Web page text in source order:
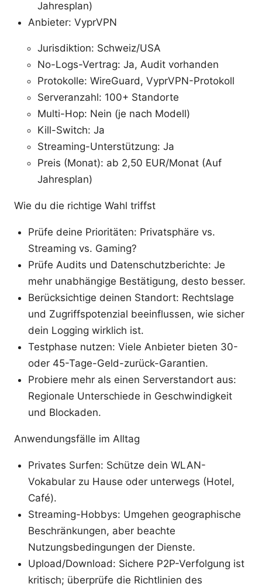
Jahresplan)
Anbieter: VyprVPN
Jurisdiktion: Schweiz/USA
No-Logs-Vertrag: Ja, Audit vorhanden
Protokolle: WireGuard, VyprVPN-Protokoll
Serveranzahl: 100+ Standorte
Multi-Hop: Nein (je nach Modell)
Kill-Switch: Ja
Streaming-Unterstützung: Ja
Preis (Monat): ab 2,50 EUR/Monat (Auf
Jahresplan)
Wie du die richtige Wahl triffst
Prüfe deine Prioritäten: Privatsphäre vs.
Streaming vs. Gaming?
Prüfe Audits und Datenschutzberichte: Je
mehr unabhängige Bestätigung, desto besser.
Berücksichtige deinen Standort: Rechtslage
und Zugriffspotenzial beeinflussen, wie sicher
dein Logging wirklich ist.
Testphase nutzen: Viele Anbieter bieten 30-
oder 45-Tage-Geld-zurück-Garantien.
Probiere mehr als einen Serverstandort aus:
Regionale Unterschiede in Geschwindigkeit
und Blockaden.
Anwendungsfälle im Alltag
Privates Surfen: Schütze dein WLAN-
Vokabular zu Hause oder unterwegs (Hotel,
Café).
Streaming-Hobbys: Umgehen geographische
Beschränkungen, aber beachte
Nutzungsbedingungen der Dienste.
Upload/Download: Sichere P2P-Verfolgung ist
kritisch; überprüfe die Richtlinien des